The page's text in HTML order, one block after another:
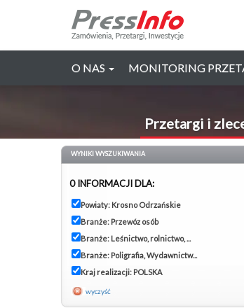
O NAS MONITORING
Przetargi i
WYNIKI WYSZUKIWANIA
0 INFORMACJI DLA:
Powiaty: Krosno Odrzańskie
Branże: Przewóz osób
Branże: Leśnictwo, rolnictwo, ...
Branże: Poligrafia, Wydawnictw...
Kraj realizacji: POLSKA
wyczyść